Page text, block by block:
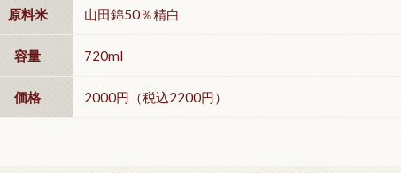
原料米 山田錦50％精白
容量 720ml
価格 2000円（税込2200円）